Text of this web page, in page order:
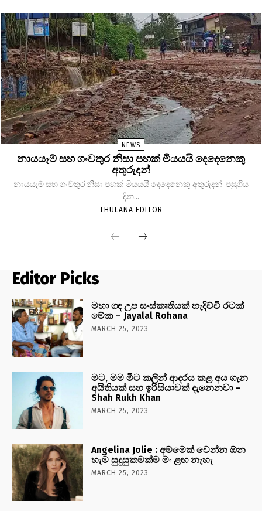
NEWS
නායයෑම් සහ ගංවතුර නිසා පහක් මියයයි දෙදෙනෙකු
අතුරුදන්
නායයෑම් සහ ගංවතුර නිසා පහක් මියයයි දෙදෙනෙකු අතුරුදන් පසුගිය
දින...
THULANA EDITOR
Editor Picks
මහා ගඳ උප සංස්කෘතියක් හැදිච්චි රටක්
මේක – Jayalal Rohana
MARCH 25, 2023
මට, මම මීට කලින් ආදරය කළ අය ගැන
අයිතියක් සහ ඉරිසියාවක් දැනෙනවා –
Shah Rukh Khan
MARCH 25, 2023
Angelina Jolie : අම්මෙක් වෙන්න ඕන
හැම සුදුසුකමක්ම මං ළඟ නැහැ
MARCH 25, 2023